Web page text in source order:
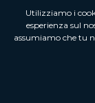
Utilizziamo i
esperienza sul
assumiamo che tu